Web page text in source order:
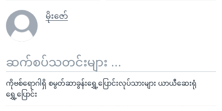
မိုးဇော်
ဆက်စပ်သတင်းများ ...
ကိုဗစ်ရောဂါရှိ စမွတ်ဆာခွန်းရွှေ့ပြောင်းလုပ်သားများ ယာယီဆေးရုံ
ရွှေ့ပြောင်း